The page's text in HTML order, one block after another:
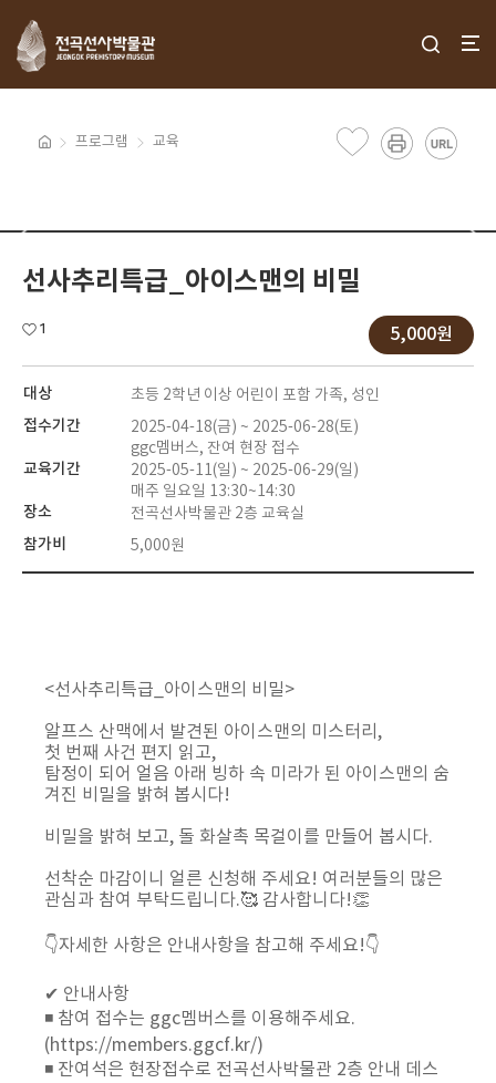
프로그램 교육
선사추리특급_아이스맨의 비밀
1 5,000원
대상 초등 2학년 이상 어린이 포함 가족, 성인
접수기간
2025-04-18(금) ~ 2025-06-28(토)
ggc멤버스, 잔여 현장 접수
교육기간
2025-05-11(일) ~ 2025-06-29(일)
매주 일요일 13:30~14:30
장소 전곡선사박물관 2층 교육실
참가비 5,000원
<선사추리특급 아이스맨의 비밀>
알프스 산맥에서 발견된 아이스맨의 미스터리 ,
첫 번째 사건 편지 읽고,
탐정이 되어 얼음 아래 빙하 속 미라가 된 아이스맨의 숨
겨진 비밀을 밝혀 봅시다!
비밀을 밝혀 보고, 돌 화살촉 목걸이를 만들어 봅시다.
선착순 마감이니 얼른 신청해 주세요! 여러분들의 많은
관심과 참여 부탁드립니다.🥰 감사합니다!👏
👇자세한 사항은 안내사항을 참고해 주세요!👇
✔ 안내사항
◾ 참여 접수는 ggc멤버스를 이용해주세요.
(https://members.ggcf.kr/)
◾ 잔여석은 현장접수로 전곡선사박물관 2층 안내 데스